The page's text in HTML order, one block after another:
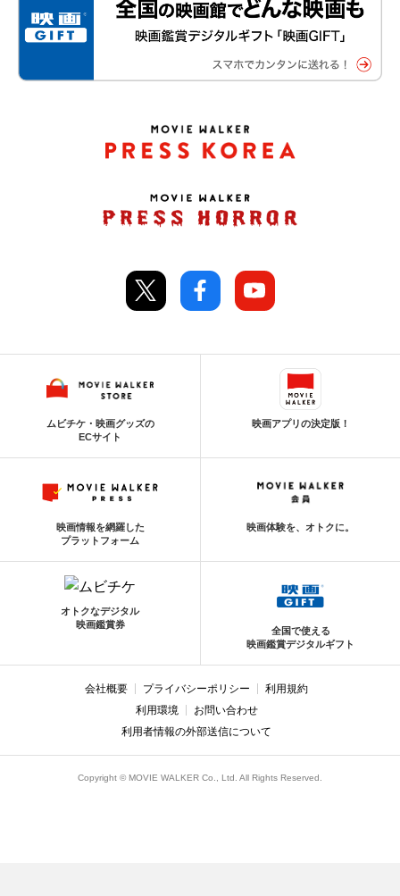
ムビチケ・映画グッズの
ECサイト
映画アプリの決定版！
映画情報を網羅した
プラットフォーム
映画体験を、オトクに。
オトクなデジタル
映画鑑賞券
全国で使える
映画鑑賞デジタルギフト
会社概要 プライバシーポリシー
利用規約
利用環境
お問い合わせ
利用者情報の外部送信について
Copyright © MOVIE WALKER Co., Ltd. All Rights Reserved.